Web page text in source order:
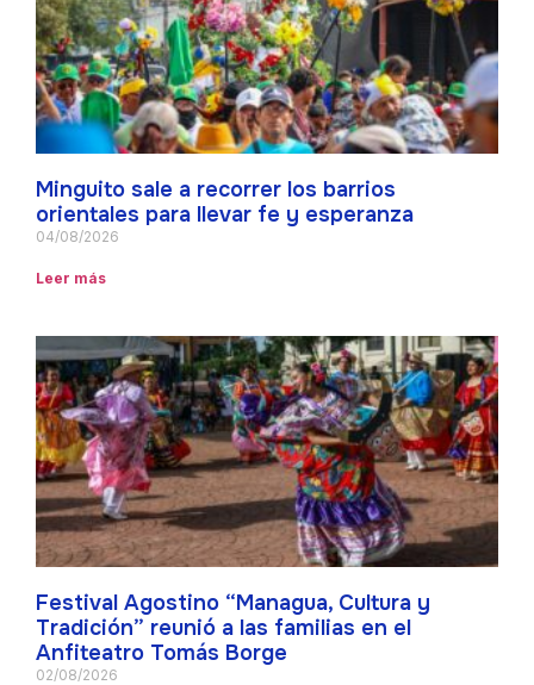
Minguito sale a recorrer los barrios
orientales para llevar fe y esperanza
04/08/2026
Leer más
Festival Agostino “Managua, Cultura y
Tradición” reunió a las familias en el
Anfiteatro Tomás Borge
02/08/2026